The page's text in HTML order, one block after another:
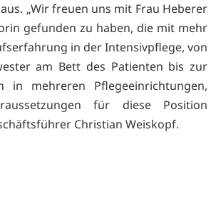
„Wir freuen uns mit Frau Heberer
gefunden zu haben, die mit mehr
in der Intensivpflege, von
am Bett des Patienten bis zur
in mehreren Pflegeeinrichtungen,
für diese Position
Christian Weiskopf.